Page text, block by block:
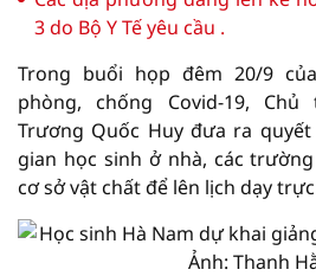
3 do Bộ Y Tế yêu cầu .
Trong buổi họp đêm 20/9
phòng, chống Covid-19,
Trương Quốc Huy đưa ra
gian học sinh ở nhà, các
cơ sở vật chất để lên lịch dạy